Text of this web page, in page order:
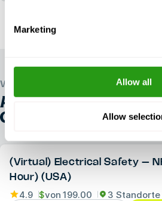
Marketing
Allow all
Allow
WELTWEIT
ALLE ANDEREOSHA E-
COURSES
(Virtual) Electrical Safety –
Hour) (USA)
4.9 $von 199.00
3 Standorte